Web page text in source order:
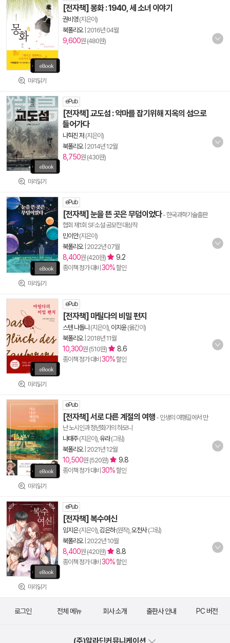
미리읽기
[전자책] 몽화 : 1940, 세 소녀 이야기
권비영(지은이)
북폴리오| 2016년 04월
9,600원 (480원)
미리읽기
ePub
[전자책] 교도섬 : 악마를 잡기위해 지옥의 섬으로
들어가다
나혁진 저 (지은이)
북폴리오| 2014년 12월
8,750원 (430원)
미리읽기
ePub
[전자책] 눈을 뜬 곳은 무덤이었다- 한국과학기술출판
협회 제1회 SF소설 공모전 대상작
민이안(지은이)
북폴리오| 2022년 07월
8,400원 (420원) 9.2
종이책 정가 대비 30%할인
미리읽기
ePub
[전자책] 마틸다의 비밀 편지
스텐 나돌니 (지은이), 이지윤(옮긴이)
북폴리오| 2018년 11월
10,300원 (510원) 8.6
종이책 정가 대비 30%할인
미리읽기
ePub
[전자책] 서로 다른 계절의 여행 - 인생의 여행길에서 만
난 노시인과 청년화가의 하모니
나태주(지은이), 유라(그림)
북폴리오| 2021년 12월
10,500원 (520원) 9.8
종이책 정가 대비 30%할인
미리읽기
ePub
[전자책] 복수여신
임지은(지은이), 김은하(원작), 오천사(그림)
북폴리오| 2022년 10월
8,400원 (420원) 8.8
종이책 정가 대비 30%할인
로그인 전체 메뉴 회사 소개 출판사 안내 PC 버전
(주)알라딘커뮤니케이션